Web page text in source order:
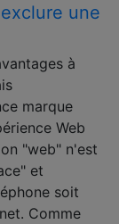
une
à
marque
Web
"web" n'est
et
soit
Comme